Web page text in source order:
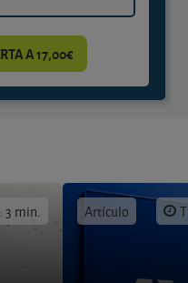
A 17,00€
3 min. Artículo